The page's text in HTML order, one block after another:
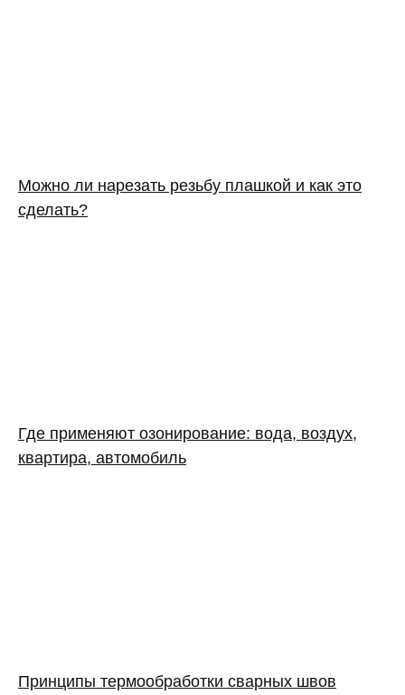
Можно ли нарезать резьбу плашкой и как это
сделать?
Где применяют озонирование: вода, воздух,
квартира, автомобиль
Принципы термообработки сварных швов